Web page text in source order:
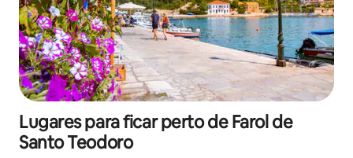
Lugares para ficar perto de Farol de
Santo Teodoro